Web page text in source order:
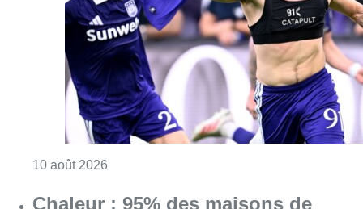
repos et hôpitaux doivent être
rénovés, selon Embuild